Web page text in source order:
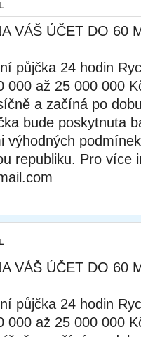
VÁŠ ÚČET DO 60
půjčka 24 hodin
000 až 25 000 000
a začíná po
bude poskytnuta
výhodných
republiku. Pro více
VÁŠ ÚČET DO 60
půjčka 24 hodin
000 až 25 000 000